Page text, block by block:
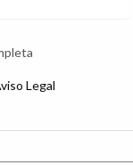
Legal